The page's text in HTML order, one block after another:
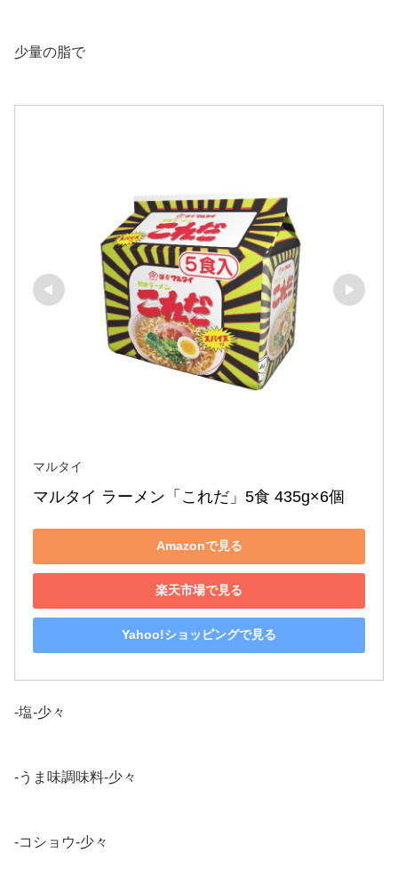
少量の脂で
マルタイ
マルタイ ラーメン「これだ」5食 435g×6個
Amazonで見る
楽天市場で見る
Yahoo!ショッピングで見る
-塩-少々
-うま味調味料-少々
-コショウ-少々